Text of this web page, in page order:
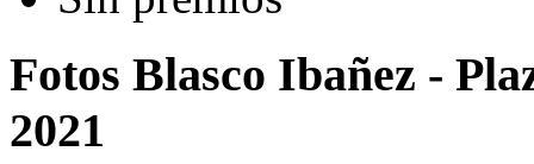
Fotos Blasco Ibañez -
2021